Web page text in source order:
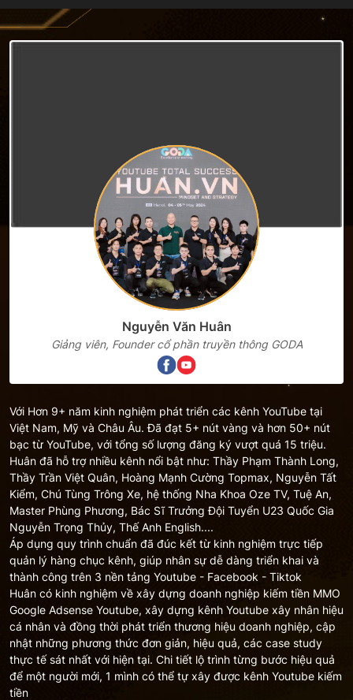
Truyền thông GODA (12/6/2023) —
Nguyễn Văn Huân
Giảng viên, Founder cổ phần truyền thông GODA
Với Hơn 9+ năm kinh nghiệm phát triển các kênh YouTube tại
Việt Nam, Mỹ và Châu Âu. Đã đạt 5+ nút vàng và hơn 50+ nút
bạc từ YouTube, với tổng số lượng đăng ký vượt quá 15 triệu.
Huân đã hỗ trợ nhiều kênh nổi bật như: Thầy Phạm Thành Long,
Thầy Trần Việt Quân, Hoàng Mạnh Cường Topmax, Nguyễn Tất
Kiểm, Chú Tùng Trông Xe, hệ thống Nha Khoa Oze TV, Tuệ An,
Master Phùng Phương, Bác Sĩ Trưởng Đội Tuyển U23 Quốc Gia
Nguyễn Trọng Thủy, Thế Anh English....
Áp dụng quy trình chuẩn đã đúc kết từ kinh nghiệm trực tiếp
quản lý hàng chục kênh, giúp nhân sự dễ dàng triển khai và
thành công trên 3 nền tảng Youtube - Facebook - Tiktok
Huân có kinh nghiệm về xây dựng doanh nghiệp kiếm tiền MMO
Google Adsense Youtube, xây dựng kênh Youtube xây nhân hiệu
cá nhân và đồng thời phát triển thương hiệu doanh nghiệp, cập
nhật những phương thức đơn giản, hiệu quả, các case study
thực tế sát nhất với hiện tại. Chi tiết lộ trình từng bước hiệu quả
để một người mới, 1 mình có thể tự xây được kênh Youtube kiếm
tiền